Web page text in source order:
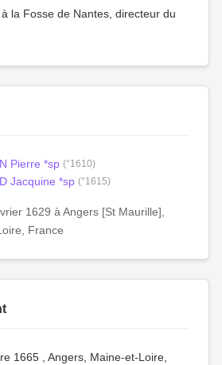
la Fosse de Nantes, directeur du
Pierre *sp (°1610)
Jacquine *sp (°1615)
1629 à Angers [St Maurille],
France
1665 , Angers, Maine-et-Loire,